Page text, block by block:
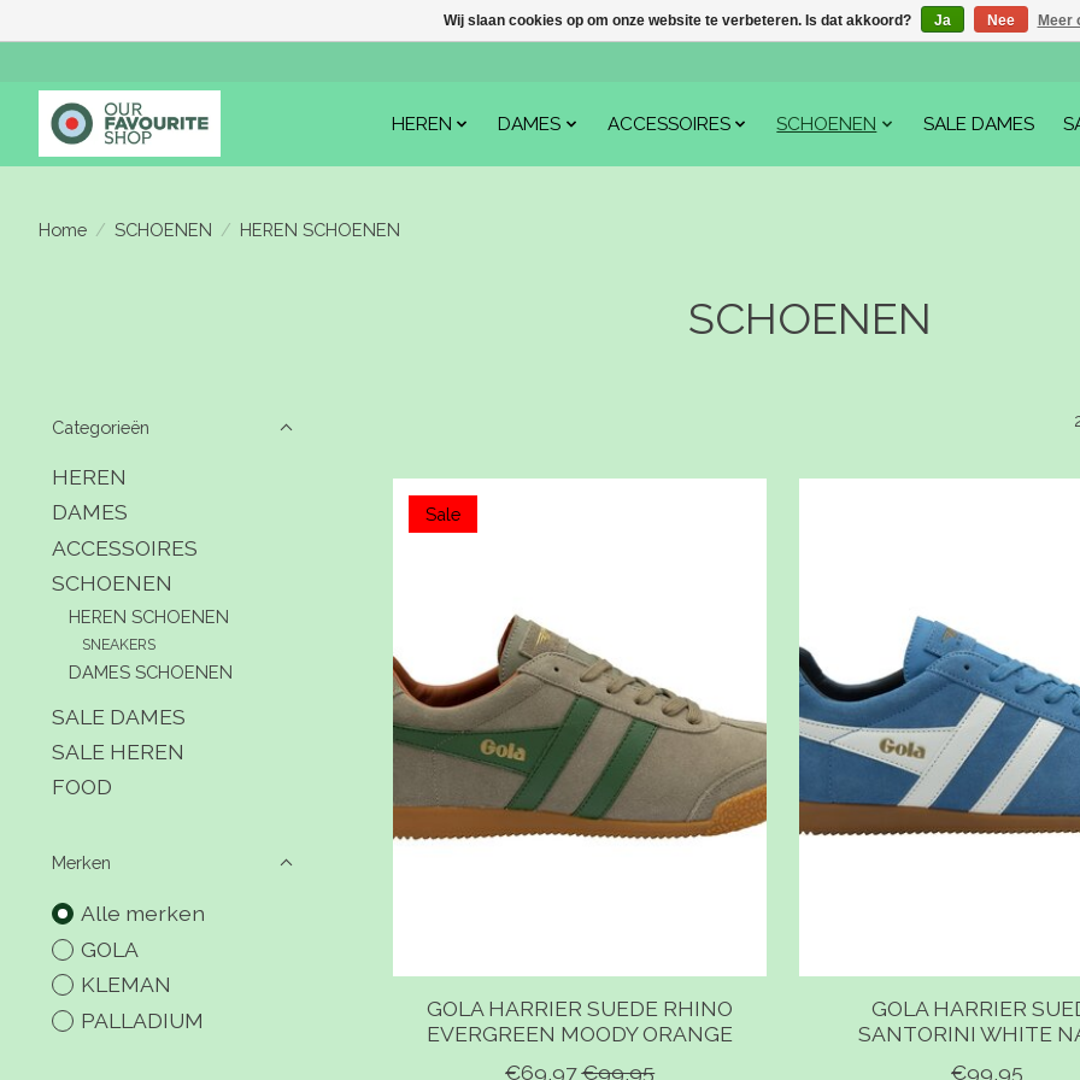
HEREN DAMES ACCESSOIRES SCHOENEN SALE DAMES
Home / SCHOENEN / HEREN SCHOENEN
SCHOENEN
Categorieën
HEREN
DAMES
ACCESSOIRES
SCHOENEN
HEREN SCHOENEN
SNEAKERS
DAMES SCHOENEN
SALE DAMES
SALE HEREN
FOOD
Merken
Alle merken
GOLA
KLEMAN
PALLADIUM
Sale
GOLA HARRIER SUEDE RHINO
EVERGREEN MOODY ORANGE
€69,97€99,95
GOLA HARRIER
SANTORINI WHITE
€99,95
Wij slaan cookies op om onze website te verbeteren. Is dat akkoord? Ja Nee Meer